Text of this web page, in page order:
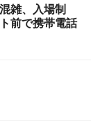
雑、入場制
前で携帯電話